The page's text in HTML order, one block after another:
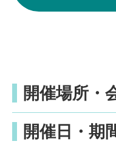
開催場所・
開催日・期